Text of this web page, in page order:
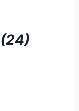
(24)